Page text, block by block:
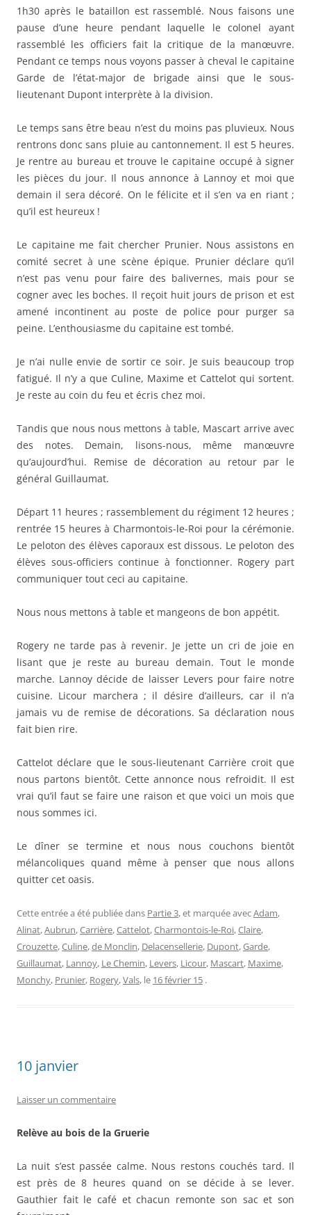
demain il sera décoré. On le félicite et il s’en va en riant ;
qu’il est heureux !
Le capitaine me fait chercher Prunier. Nous assistons en
comité secret à une scène épique. Prunier déclare qu’il
n’est pas venu pour faire des balivernes, mais pour se
amené incontinent au poste de police pour purger sa
peine. L’enthousiasme du capitaine est tombé.
Je n’ai nulle envie de sortir ce soir. Je suis beaucoup trop
fatigué. Il n’y a que Culine, Maxime et Cattelot qui sortent.
Je reste au coin du feu et écris chez moi.
Tandis que nous nous mettons à table, Mascart arrive avec
des notes. Demain, lisons-nous, même manœuvre
qu’aujourd’hui. Remise de décoration au retour par le
général Guillaumat.
Départ 11 heures ; rassemblement du régiment 12 heures ;
Le peloton des élèves caporaux est dissous. Le peloton des
élèves sous-officiers continue à fonctionner. Rogery part
communiquer tout ceci au capitaine.
Nous nous mettons à table et mangeons de bon appétit.
Rogery ne tarde pas à revenir. Je jette un cri de joie en
lisant que je reste au bureau demain. Tout le monde
cuisine. Licour marchera ; il désire d’ailleurs, car il n’a
jamais vu de remise de décorations. Sa déclaration nous
fait bien rire.
Cattelot déclare que le sous-lieutenant Carrière croit que
vrai qu’il faut se faire une raison et que voici un mois que
Le dîner se termine et nous nous couchons bientôt
mélancoliques quand même à penser que nous allons
quitter cet oasis.
Cette entrée a été publiée dans
Crouzette,Culine, de Monclin,Delacensellerie, Dupont,Garde,
Guillaumat,Lannoy,Le Chemin, Levers,Licour,Mascart,Maxime,
Monchy,Prunier,Rogery ,Vals , le16 février 15.
10 janvier
Laisser un commentaire
Relève au bois de la Gruerie
La nuit s’est passée calme. Nous restons couchés tard. Il
Quelquesshrapnells
café.
La journée se passe tranquille comme la veille. Il fait
sors prendre l’air.
Je vais voir le capitaine Aubrun avec qui se trouve le sous-